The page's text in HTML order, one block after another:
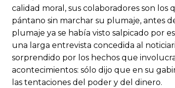
calidad moral, sus colaboradores son
pántano sin marchar su plumaje, antes
plumaje ya se había visto salpicado por
una larga entrevista concedida al
sorprendido por los hechos que
acontecimientos: sólo dijo que en su
las tentaciones del poder y del dinero.